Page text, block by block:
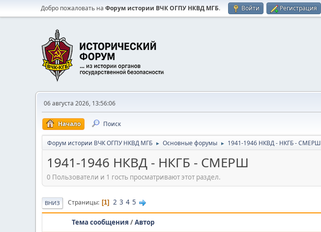
Добро пожаловать на Форум истории ВЧК ОГПУ НКВД МГБ. Войти Регистрация
06 августа 2026, 13:56:06
Начало Поиск
Форум истории ВЧК ОГПУ НКВД МГБ ► Основные форумы ► 1941-1946 НКВД - НКГБ - СМЕРШ
1941-1946 НКВД - НКГБ - СМЕРШ
0 Пользователи и 1 гость просматривают этот раздел.
ВНИЗ Страницы 1 2 3 4 5
Тема сообщения /Автор